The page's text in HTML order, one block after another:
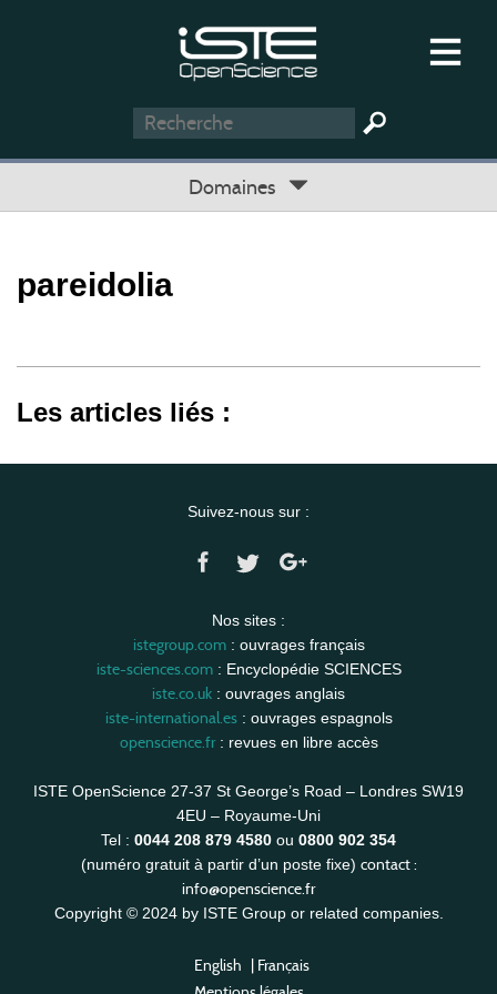
Domaines
pareidolia
Les articles liés :
Suivez-nous sur :
Nos sites :
istegroup.com: ouvrages français
iste-sciences.com: Encyclopédie SCIENCES
iste.co.uk : ouvrages anglais
iste-international.es: ouvrages espagnols
openscience.fr: revues en libre accès
ISTE OpenScience 27-37 St George’s Road – Londres SW19
4EU – Royaume-Uni
Tel : 0044 208 879 4580 ou 0800 902 354
(numéro gratuit à partir d’un poste fixe) contact :
info@openscience.fr
Copyright © 2024 by ISTE Group or related companies.
English | Français